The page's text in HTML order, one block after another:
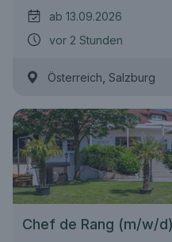
ab 13.09.2026
vor 2 Stunden
Österreich, Salzburg
Chef de Rang (m/w/d)